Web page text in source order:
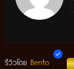
รีวิวโดย Bento